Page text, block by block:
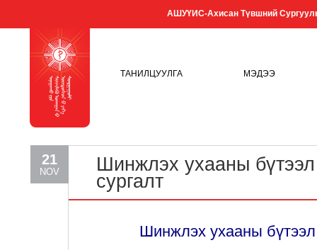
АШУҮИС-Ахисан Түвшний
ТАНИЛЦУУЛГА МЭДЭЭ
21
NOV
Шинжлэх ухааны
сургалт
Шинжлэх ухааны бүтээл